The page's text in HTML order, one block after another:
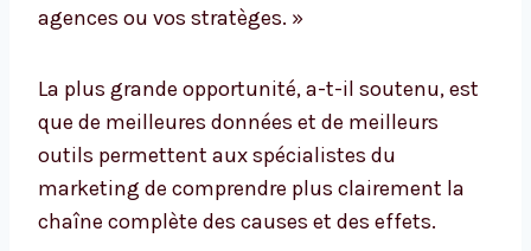
agences ou vos stratèges. »
La plus grande opportunité, a-t-il soutenu, est
que de meilleures données et de meilleurs
outils permettent aux spécialistes du
marketing de comprendre plus clairement la
chaîne complète des causes et des effets.